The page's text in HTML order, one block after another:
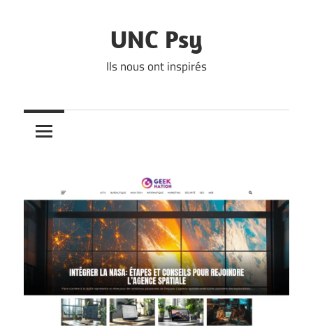
UNC Psy
Ils nous ont inspirés